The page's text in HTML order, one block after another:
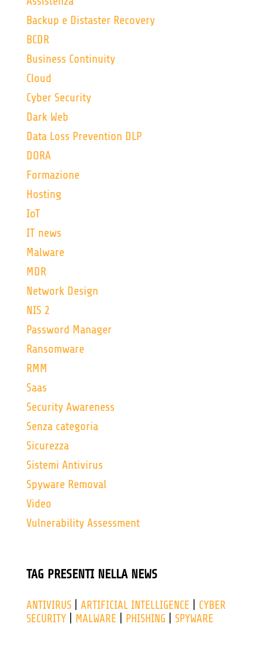
Backup e Distaster Recovery
BCDR
Business Continuity
Cloud
Cyber Security
Dark Web
Data Loss Prevention DLP
DORA
Formazione
Hosting
IoT
IT news
Malware
MDR
Network Design
NIS 2
Password Manager
Ransomware
RMM
Saas
Security Awareness
Senza categoria
Sicurezza
Sistemi Antivirus
Spyware Removal
Video
Vulnerability Assessment
TAG PRESENTI NELLA NEWS
ANTIVIRUS| ARTIFICIAL INTELLIGENCE
CYBER
SECURITY| MALWARE PHISHING SPYWARE